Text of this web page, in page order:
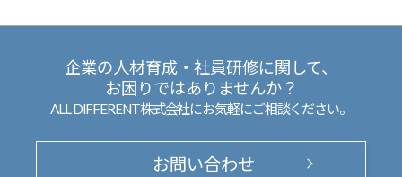
企業の人材育成・社員研修に関して、
お困りではありませんか？
ALL DIFFERENT株式会社にお気軽にご相談ください。
お問い合わせ